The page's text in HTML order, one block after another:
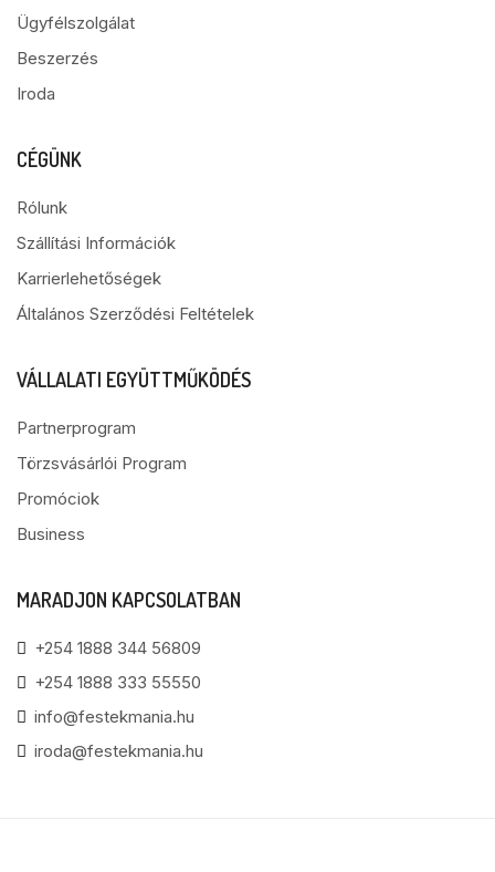
Ügyfélszolgálat
Beszerzés
Iroda
CÉGÜNK
Rólunk
Szállítási Információk
Karrierlehetőségek
Általános Szerződési Feltételek
VÁLLALATI EGYÜTTMŰKÖDÉS
Partnerprogram
Törzsvásárlói Program
Promóciok
Business
MARADJON KAPCSOLATBAN
+254 1888 344 56809
+254 1888 333 55550
info@festekmania.hu
iroda@festekmania.hu